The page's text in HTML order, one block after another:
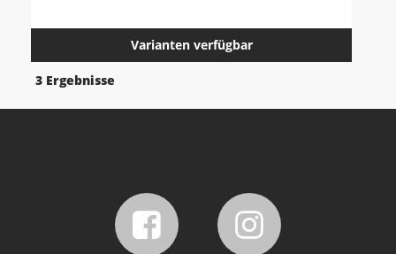
Varianten verfügbar
3 Ergebnisse